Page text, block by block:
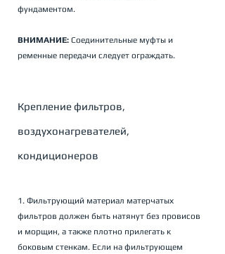
фундаментом.
ВНИМАНИЕ: Соединительные муфты и
ременные передачи следует ограждать.
Крепление фильтров,
воздухонагревателей,
кондиционеров
1. Фильтрующий материал матерчатых
фильтров должен быть натянут без провисов
и морщин, а также плотно прилегать к
боковым стенкам. Если на фильтрующем